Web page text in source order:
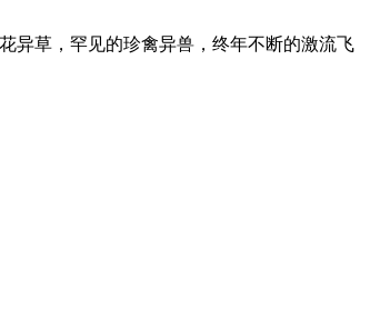
草，罕见的珍禽异兽，终年不断的激流飞